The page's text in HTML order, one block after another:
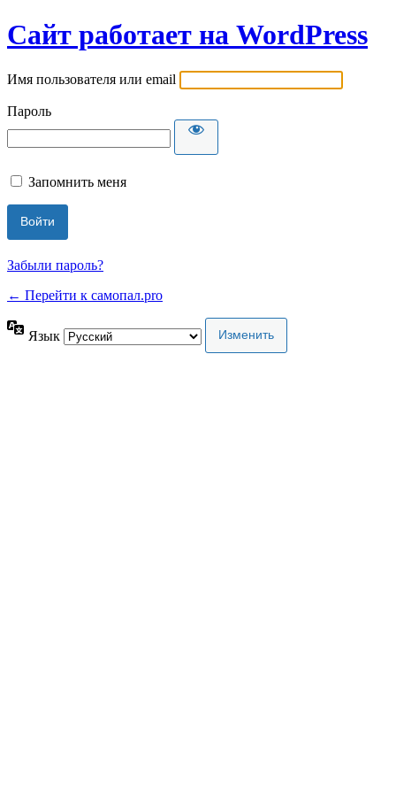
Сайт работает на WordPress
Имя пользователя или email
Пароль
Запомнить меня
Забыли пароль?
← Перейти к самопал.pro
Язык